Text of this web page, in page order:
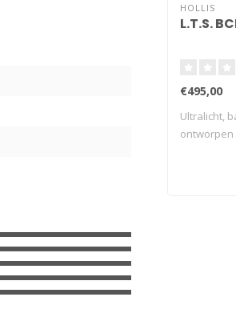
HOLLIS
L.T.S.
€495,00
Ultralicht,
ontworpen